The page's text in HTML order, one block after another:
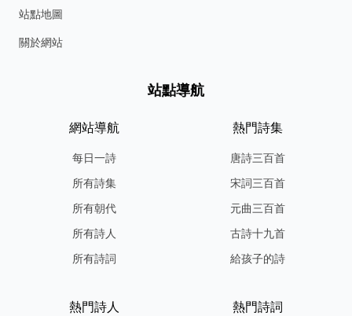
站點地圖
關於網站
站點導航
網站導航
每日一詩
所有詩集
所有朝代
所有詩人
所有詩詞
熱門詩集
唐詩三百首
宋詞三百首
元曲三百首
古詩十九首
給孩子的詩
熱門詩人 熱門詩詞